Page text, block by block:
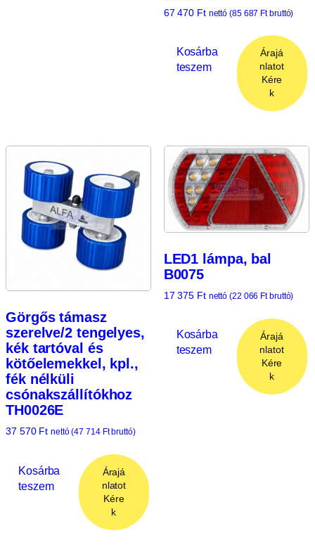
67 470 Ft nettó (85 687 Ftbruttó)
Kosárba
teszem
Árajá
nlatot
Kére
k
Görgős támasz
szerelve/2 tengelyes,
kék tartóval és
kötőelemekkel, kpl.,
fék nélküli
csónakszállítókhoz
TH0026E
37 570 Ft nettó (47 714 Ftbruttó)
Kosárba
teszem
Árajá
nlatot
Kére
k
LED1 lámpa, bal
B0075
17 375 Ft nettó (22 066 Ftbruttó)
Kosárba
teszem
Árajá
nlatot
Kére
k